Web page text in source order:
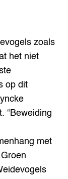
zoals
het niet
op dit
“Beweiding
met